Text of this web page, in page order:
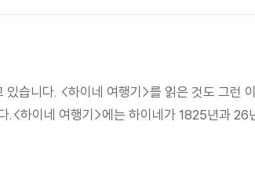
에도 신조어나 다의어를 이용한 언어유희가
시에 독자가 현실을 되돌아보고 성찰하는 기
습니다. <하이네 여행기>를 읽은 것도 그런
.<하이네 여행기>에는 하이네가 1825년과